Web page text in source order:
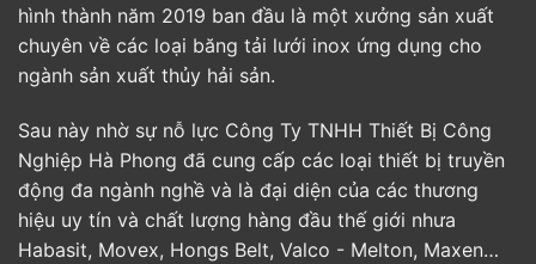
hình thành năm 2019 ban đầu là một xưởng sản xuất
chuyên về các loại băng tải lưới inox ứng dụng cho
ngành sản xuất thủy hải sản.
Sau này nhờ sự nỗ lực Công Ty TNHH Thiết Bị Công
Nghiệp Hà Phong đã cung cấp các loại thiết bị truyền
động đa ngành nghề và là đại diện của các thương
hiệu uy tín và chất lượng hàng đầu thế giới nhưa
Habasit, Movex, Hongs Belt, Valco - Melton, Maxen…